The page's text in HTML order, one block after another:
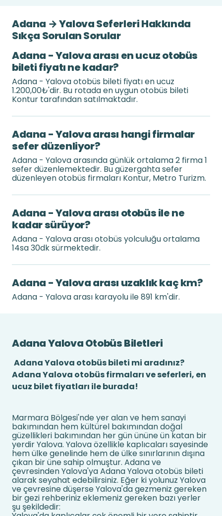
Adana → Yalova Seferleri Hakkında
Sıkça Sorulan Sorular
Adana - Yalova arası en ucuz otobüs
bileti fiyatı ne kadar?
Adana - Yalova otobüs bileti fiyatı en ucuz
1.200,00₺'dir. Bu rotada en uygun otobüs bileti
Kontur tarafından satılmaktadır.
Adana - Yalova arası hangi firmalar
sefer düzenliyor?
Adana - Yalova arasında günlük ortalama 2 firma 1
sefer düzenlemektedir. Bu güzergahta sefer
düzenleyen otobüs firmaları Kontur, Metro Turizm.
Adana - Yalova arası otobüs ile ne
kadar sürüyor?
Adana - Yalova arası otobüs yolculuğu ortalama
14sa 30dk sürmektedir.
Adana - Yalova arası uzaklık kaç km?
Adana - Yalova arası karayolu ile 891 km'dir.
Adana Yalova Otobüs Biletleri
Adana Yalova otobüs bileti mi aradınız?
Adana Yalova otobüs firmaları ve seferleri, en
ucuz bilet fiyatları ile burada!
Marmara Bölgesi'nde yer alan ve hem sanayi
bakımından hem kültürel bakımından doğal
güzellikleri bakımından her gün ününe ün katan bir
yerdir Yalova. Yalova özellikle kaplıcaları sayesinde
hem ülke genelinde hem de ülke sınırlarının dışına
çıkan bir üne sahip olmuştur. Adana ve
çevresinden Yalova'ya Adana Yalova otobüs bileti
alarak seyahat edebilirsiniz. Eğer ki yolunuz Yalova
ve çevresine düşerse Yalova'da gezmeniz gereken
bir gezi rehberiniz eklemeniz gereken bazı yerler
şu şekildedir: